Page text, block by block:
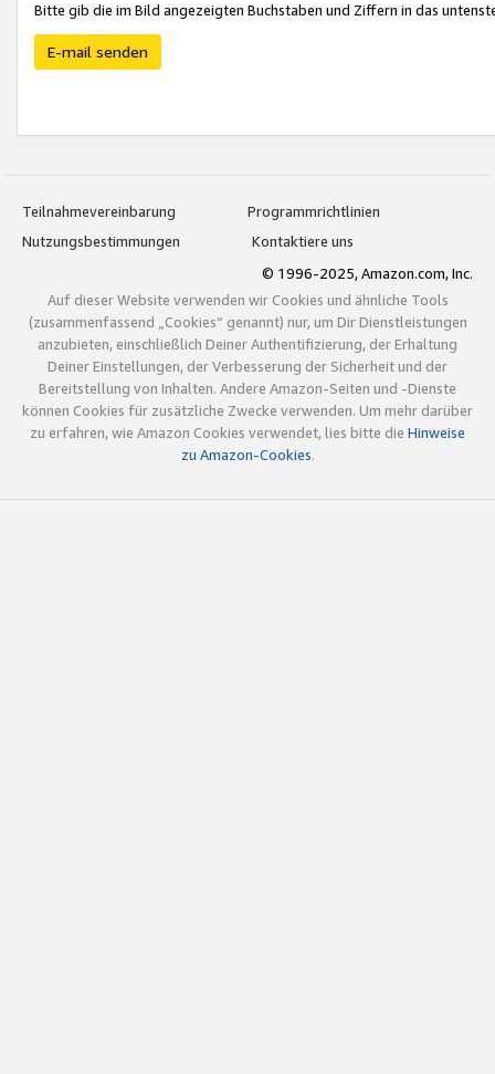
Bitte gib die im Bild angezeigten Buchstaben und Ziffern in das
E-mail senden
Teilnahmevereinbarung
Programmrichtlinien
Nutzungsbestimmungen
Kontaktiere uns
© 1996-2025, Amazon.com, Inc.
Auf dieser Website verwenden wir Cookies und ähnliche Tools
(zusammenfassend „Cookies“ genannt) nur, um Dir Dienstleistungen
anzubieten, einschließlich Deiner Authentifizierung, der Erhaltung
Deiner Einstellungen, der Verbesserung der Sicherheit und der
Bereitstellung von Inhalten. Andere Amazon-Seiten und -Dienste
können Cookies für zusätzliche Zwecke verwenden. Um mehr darüber
zu erfahren, wie Amazon Cookies verwendet, lies bitte die Hinweise
zu Amazon-Cookies.